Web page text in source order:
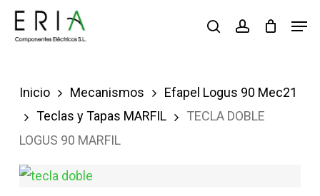
Saltar
buscaraccount
Inicio Mecanismos
Efapel Logus 90 Mec21
Teclas y Tapas MARFIL
TECLA DOBLE
LOGUS 90 MARFIL